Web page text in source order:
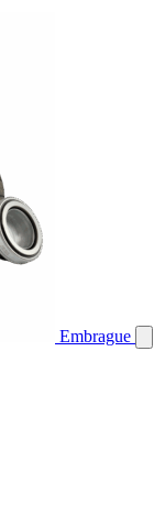
Embrague